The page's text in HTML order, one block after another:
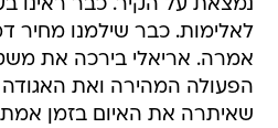
נמצאת על הקיר. כבר ראינו
לאלימות. כבר שילמנו מחיר
אמרה. אריאלי בירכה את
הפעולה המהירה ואת
שאיתרה את האיום בזמן אמת